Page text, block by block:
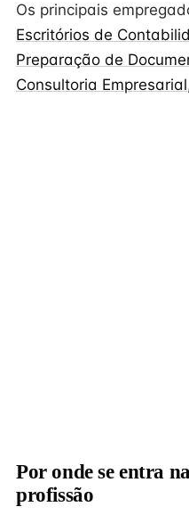
Os principais
Escritórios de
Preparação de
Consultoria Empresarial
Por onde se entra
profissão